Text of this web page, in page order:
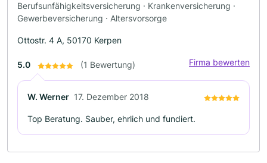
Berufsunfähigkeitsversicherung · Krankenversicherung ·
Gewerbeversicherung · Altersvorsorge
Ottostr. 4 A, 50170 Kerpen
5.0 (1 Bewertung) Firma bewerten
W. Werner 17. Dezember 2018
Top Beratung. Sauber, ehrlich und fundiert.